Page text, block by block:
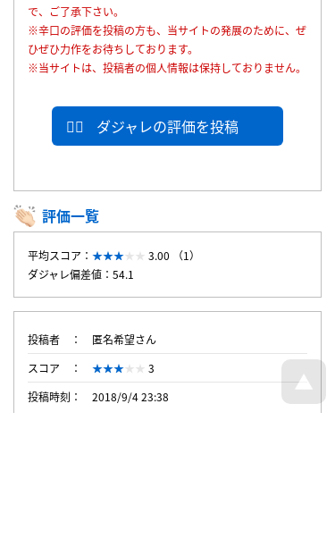
で、ご了承下さい。
※辛口の評価を投稿の方も、当サイトの発展のために、ぜ
ひぜひ力作をお待ちしております。
※当サイトは、投稿者の個人情報は保持しておりません。
ダジャレの評価を投稿
評価一覧
平均スコア：
3.00 （1）
ダジャレ偏差値：54.1
投稿者
匿名希望さん
スコア
3
投稿時刻
2018/9/4 23:38